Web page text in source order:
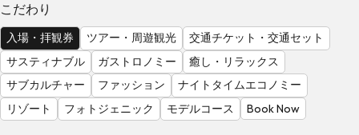
る
気
を
見
る
こだわり
入場・拝観券 ツアー・周遊観光
交通チケット・交通セット
サスティナブル
ガストロノミー
癒し・リラックス
サブカルチャー
ファッション
ナイトタイムエコノミー
リゾート
フォトジェニック モデルコース Book Now